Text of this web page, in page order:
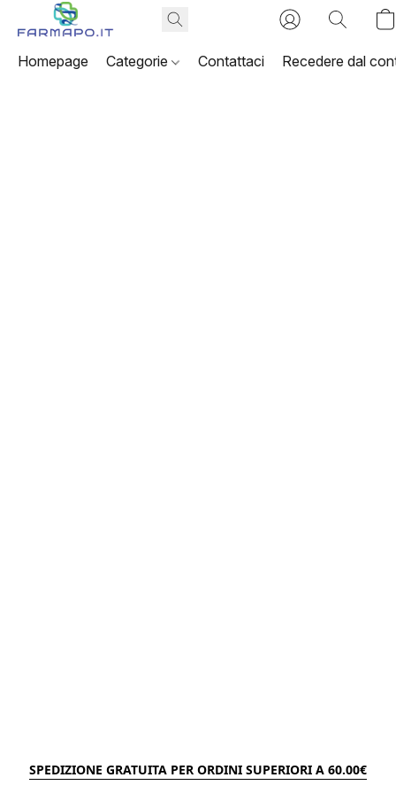
Homepage Categorie Contattaci Recedere dal
SPEDIZIONE GRATUITA PER ORDINI SUPERIORI A 60.00€